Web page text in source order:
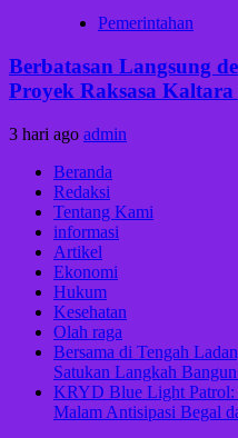
Pemerintahan
Berbatasan Langsung
Proyek Raksasa
3 hari ago admin
Beranda
Redaksi
Tentang Kami
informasi
Artikel
Ekonomi
Hukum
Kesehatan
Olah raga
Bersama di Tengah
Satukan Langkah
KRYD Blue Light Patrol:
Malam Antisipasi Begal